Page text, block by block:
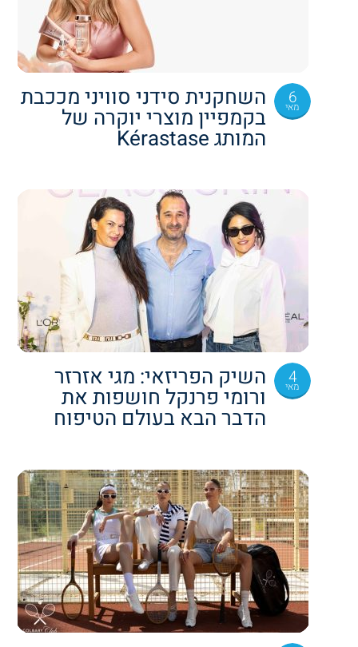
6
מאי השחקנית סידני סוויני מככבת
בקמפיין מוצרי יוקרה של
המותג Kérastase
4
מאי השיק הפריזאי: מגי אזרזר
ורומי פרנקל חושפות את
הדבר הבא בעולם הטיפוח